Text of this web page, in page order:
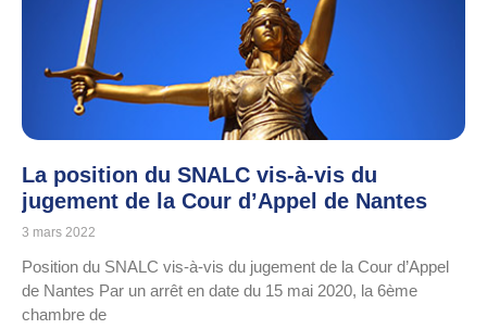
La position du SNALC vis-à-vis du
jugement de la Cour d’Appel de Nantes
3 mars 2022
Position du SNALC vis-à-vis du jugement de la Cour d’Appel
de Nantes Par un arrêt en date du 15 mai 2020, la 6ème
chambre de